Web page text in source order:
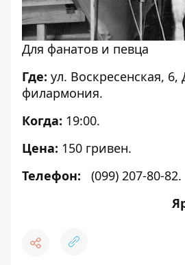
Для фанатов и певца
Где: ул. Воскресенская, 6,
филармония.
Когда: 19:00.
Цена: 150 гривен.
Телефон:
(099) 207-80-82.